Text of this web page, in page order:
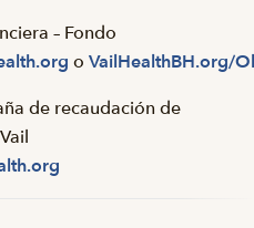
– Fondo
o VailHealthBH.org/
de recaudación de